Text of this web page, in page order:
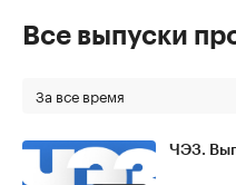
Все выпуски
За все время
ЧЭЗ.